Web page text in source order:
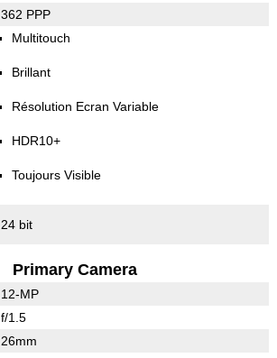
362 PPP
Multitouch
Brillant
Résolution Ecran Variable
HDR10+
Toujours Visible
24 bit
Primary Camera
12-MP
f/1.5
26mm